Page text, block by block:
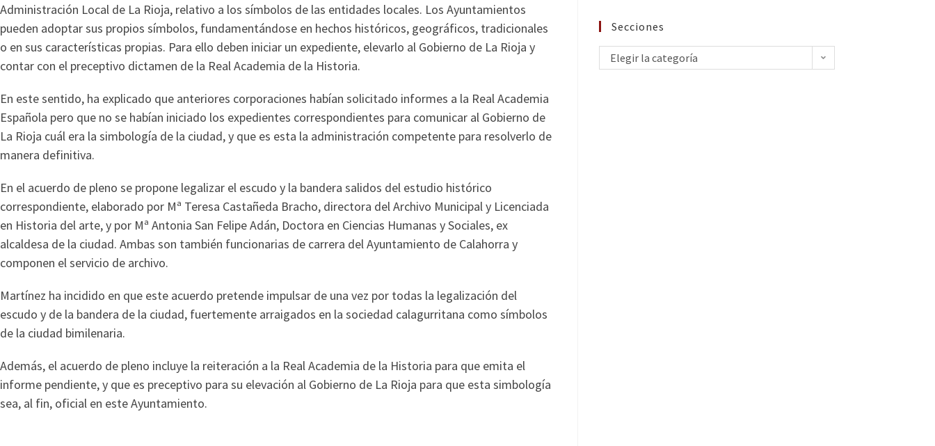
Administración Local de La Rioja, relativo a los símbolos de las entidades locales. Los Ayuntamientos
pueden adoptar sus propios símbolos, fundamentándose en hechos históricos, geográficos, tradicionales
o en sus características propias. Para ello deben iniciar un expediente, elevarlo al Gobierno de La Rioja y
contar con el preceptivo dictamen de la Real Academia de la Historia.
En este sentido, ha explicado que anteriores corporaciones habían solicitado informes a la Real Academia
Española pero que no se habían iniciado los expedientes correspondientes para comunicar al Gobierno de
La Rioja cuál era la simbología de la ciudad, y que es esta la administración competente para resolverlo de
manera definitiva.
En el acuerdo de pleno se propone legalizar el escudo y la bandera salidos del estudio histórico
correspondiente, elaborado por Mª Teresa Castañeda Bracho, directora del Archivo Municipal y Licenciada
en Historia del arte, y por Mª Antonia San Felipe Adán, Doctora en Ciencias Humanas y Sociales, ex
alcaldesa de la ciudad. Ambas son también funcionarias de carrera del Ayuntamiento de Calahorra y
componen el servicio de archivo.
Martínez ha incidido en que este acuerdo pretende impulsar de una vez por todas la legalización del
escudo y de la bandera de la ciudad, fuertemente arraigados en la sociedad calagurritana como símbolos
de la ciudad bimilenaria.
Además, el acuerdo de pleno incluye la reiteración a la Real Academia de la Historia para que emita el
informe pendiente, y que es preceptivo para su elevación al Gobierno de La Rioja para que esta simbología
sea, al fin, oficial en este Ayuntamiento.
Secciones
Elegir la categoría